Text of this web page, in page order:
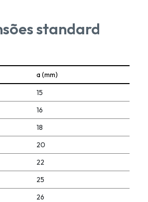
standard
a (mm)
15
16
18
20
22
25
26